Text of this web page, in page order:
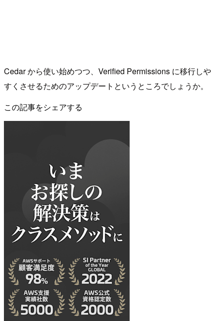
Cedar から使い始めつつ、Verified Permissions に移行しや
すくさせるためのアップデートというところでしょうか。
この記事をシェアする